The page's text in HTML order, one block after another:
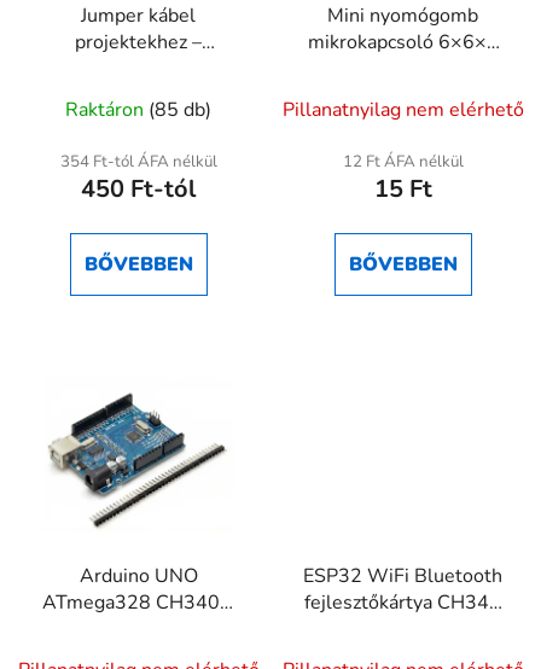
Jumper kábel
projektekhez –
Anya / Anya-Apa / Apa-
Apatermék
átlagos
értékelése
ből
Raktáron (85 db)
354 Ft-tól ÁFA nélkül
450 Ft-tól
BŐVEBBEN
Mini nyomógomb
mikrokapcsoló 6×6×5
Pillanatnyilag nem elérhető
12 Ft ÁFA nélkül
15 Ft
BŐVEBBEN
Arduino UNO
ATmega328 CH340G
ESP32 WiFi Bluetooth
fejlesztőkártya CH340